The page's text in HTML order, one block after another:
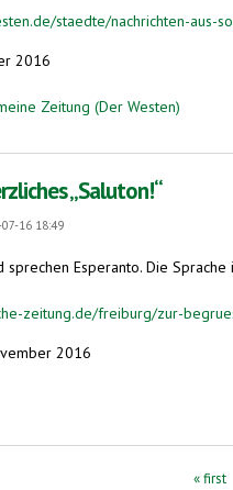
staedte/nachrichten-aus-
2016
Zeitung (Der Westen)
„Saluton!“
16 18:49
Esperanto. Die
zeitung.de/freiburg/zur-
2016
„Saluton!“
« first